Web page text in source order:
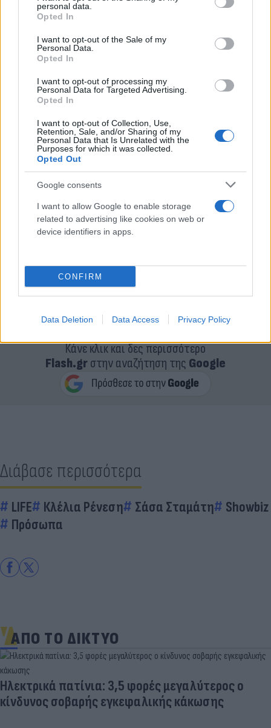
grant or deny consent to Google and its third-party tags to
use your data for below specified purposes in below Google
consent section.
personal data.
Opted In
I want to opt-out of the Sale of my
Personal Data.
Opted In
I want to opt-out of processing my
Personal Data for Targeted Advertising.
Opted In
I want to opt-out of Collection, Use,
Retention, Sale, and/or Sharing of my
Personal Data that Is Unrelated with the
Purposes for which it was collected.
Opted Out
Google consents
I want to allow Google to enable storage
related to advertising like cookies on web or
device identifiers in apps.
CONFIRM
Data Deletion Data Access Privacy Policy
Κάνε κλικ και δες περισσότερο
Flash.grστην αναζήτηση της Google
Διάβασε περισσότερα
LIFE Κλέλια Ρένεση Σάσα Σταμάτη
Showbiz
Πρόσωπα
ΑΠΟ ΤΟ ΔΙΚΤΥΟ
Ηλεκτρικά πατίνια: 3,5 φορές μεγαλύτερος ο
κίνδυνος σοβαρής εγκεφαλικής κάκωσης